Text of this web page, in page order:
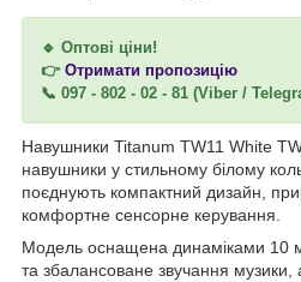
🔹 Оптові ціни!
👉 Отримати пропозицію
📞 097 - 802 - 02 - 81 (Viber /
Навушники Titanum TW11 White
навушники у стильному білому
поєднують компактний дизайн,
комфортне сенсорне керування.
Модель оснащена динаміками 10
та збалансоване звучання